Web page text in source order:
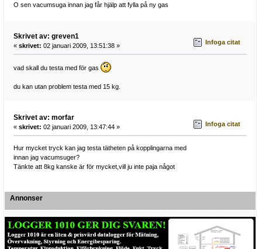
O sen vacumsuga innan jag får hjälp att fylla på ny gas
Skrivet av: greven1
« skrivet: 02 januari 2009, 13:51:38 » Infoga citat
vad skall du testa med för gas
du kan utan problem testa med 15 kg.
Skrivet av: morfar
« skrivet: 02 januari 2009, 13:47:44 » Infoga citat
Hur mycket tryck kan jag testa tätheten på kopplingarna med
innan jag vacumsuger?
Tänkte att 8kg kanske är för mycket,vill ju inte paja något
Annonser